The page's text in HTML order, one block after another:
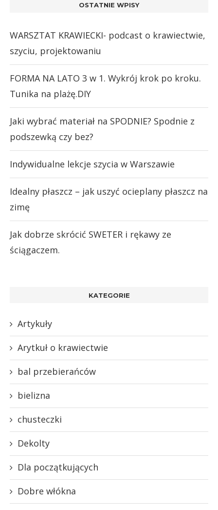
OSTATNIE WPISY
WARSZTAT KRAWIECKI- podcast o krawiectwie,
szyciu, projektowaniu
FORMA NA LATO 3 w 1. Wykrój krok po kroku.
Tunika na plażę.DIY
Jaki wybrać materiał na SPODNIE? Spodnie z
podszewką czy bez?
Indywidualne lekcje szycia w Warszawie
Idealny płaszcz – jak uszyć ocieplany płaszcz na
zimę
Jak dobrze skrócić SWETER i rękawy ze
ściągaczem.
KATEGORIE
Artykuły
Arytkuł o krawiectwie
bal przebierańców
bielizna
chusteczki
Dekolty
Dla początkujących
Dobre włókna